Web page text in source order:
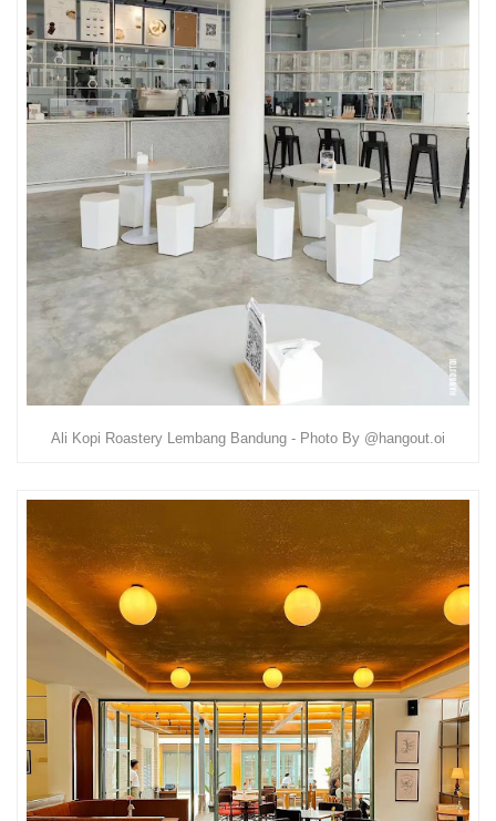
Ali Kopi Roastery Lembang Bandung - Photo By @hangout.oi